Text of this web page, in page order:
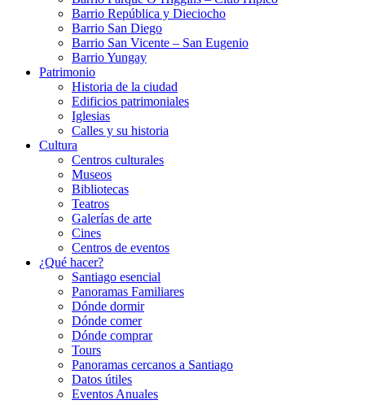
Barrio República y Dieciocho
Barrio San Diego
Barrio San Vicente – San Eugenio
Barrio Yungay
Patrimonio
Historia de la ciudad
Edificios patrimoniales
Iglesias
Calles y su historia
Cultura
Centros culturales
Museos
Bibliotecas
Teatros
Galerí­as de arte
Cines
Centros de eventos
¿Qué hacer?
Santiago esencial
Panoramas Familiares
Dónde dormir
Dónde comer
Dónde comprar
Tours
Panoramas cercanos a Santiago
Datos útiles
Eventos Anuales